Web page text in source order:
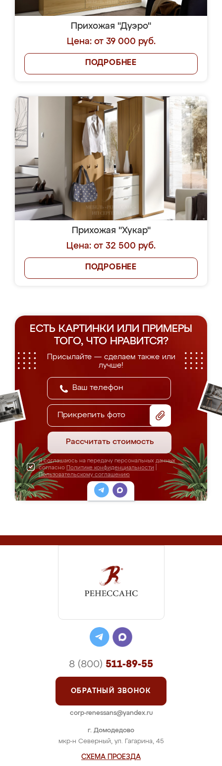
Прихожая "Дуэро"
Цена: от 39 000 руб.
ПОДРОБНЕЕ
Прихожая "Хукар"
Цена: от 32 500 руб.
ПОДРОБНЕЕ
ЕСТЬ КАРТИНКИ ИЛИ ПРИМЕРЫ
ТОГО, ЧТО НРАВИТСЯ?
Присылайте — сделаем также или
лучше!
Прикрепить фото
Рассчитать стоимость
Я соглашаюсь на передачу персональных данных
согласно Политике конфиденциальности
Пользовательскому соглашению
г. Домодедово
мкр-н Северный, ул. Гагарина, 45
СХЕМА ПРОЕЗДА
8 (800) 511-89-55
ОБРАТНЫЙ ЗВОНОК
corp-renessans@yandex.ru